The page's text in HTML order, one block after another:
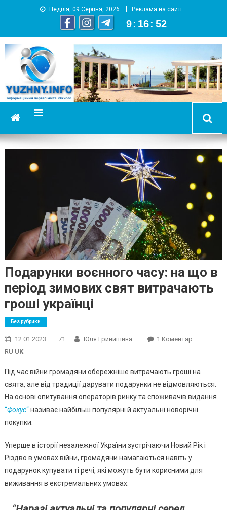
Неділя, 09 Серпня, 2026 Реклама на сайті
9 : 16 : 53
YUZHNY.INFO
информационный портал города Южный
Подарунки воєнного часу: на що в
період зимових свят витрачають
гроші українці
Без рубрики
12.01.2023 71 Юля Гринишина 1 КоментарДо
Часу:
На
Що
В
Свят
RU UK
Під час війни громадяни обережніше витрачають гроші на
свята, але від традиції дарувати подарунки не відмовляються.
На основі опитування операторів ринку та споживачів видання
“Фокус“називає найбільш популярні й актуальні новорічні
покупки.
Уперше в історії незалежної України зустрічаючи Новий Рік і
Різдво в умовах війни, громадяни намагаються навіть у
подарунок купувати ті речі, які можуть бути корисними для
виживання в екстремальних умовах.